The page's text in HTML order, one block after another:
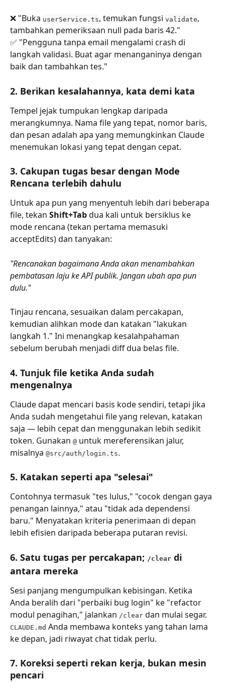
❌ "Buka userService.ts, temukan fungsi validate,
tambahkan pemeriksaan null pada baris 42."
✅ "Pengguna tanpa email mengalami crash di
langkah validasi. Buat agar menanganinya dengan
baik dan tambahkan tes."
2. Berikan kesalahannya, kata demi kata
Tempel jejak tumpukan lengkap daripada
merangkumnya. Nama file yang tepat, nomor baris,
dan pesan adalah apa yang memungkinkan Claude
menemukan lokasi yang tepat dengan cepat.
3. Cakupan tugas besar dengan Mode
Rencana terlebih dahulu
Untuk apa pun yang menyentuh lebih dari beberapa
file, tekan Shift+Tab dua kali untuk bersiklus ke
mode rencana (tekan pertama memasuki
acceptEdits) dan tanyakan:
"Rencanakan bagaimana Anda akan menambahkan
pembatasan laju ke API publik. Jangan ubah apa pun
dulu."
Tinjau rencana, sesuaikan dalam percakapan,
kemudian alihkan mode dan katakan "lakukan
langkah 1." Ini menangkap kesalahpahaman
sebelum berubah menjadi diff dua belas file.
4. Tunjuk file ketika Anda sudah
mengenalnya
Claude dapat mencari basis kode sendiri, tetapi jika
Anda sudah mengetahui file yang relevan, katakan
saja — lebih cepat dan menggunakan lebih sedikit
token. Gunakan @ untuk mereferensikan jalur,
misalnya @src/auth/login.ts.
5. Katakan seperti apa "selesai"
Contohnya termasuk "tes lulus," "cocok dengan gaya
penangan lainnya," atau "tidak ada dependensi
baru." Menyatakan kriteria penerimaan di depan
lebih efisien daripada beberapa putaran revisi.
6. Satu tugas per percakapan; /clear di
antara mereka
Sesi panjang mengumpulkan kebisingan. Ketika
Anda beralih dari "perbaiki bug login" ke "refactor
modul penagihan," jalankan /clear dan mulai segar.
CLAUDE.md Anda membawa konteks yang tahan lama
ke depan, jadi riwayat chat tidak perlu.
7. Koreksi seperti rekan kerja, bukan mesin
pencari